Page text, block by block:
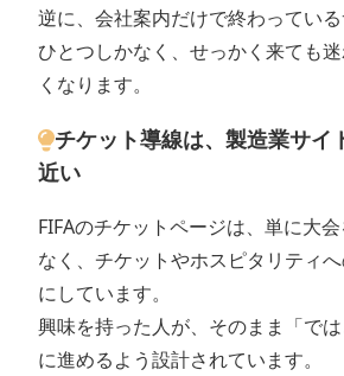
逆に、会社案内だけで終わってい
ひとつしかなく、せっかく来ても
くなります。
チケット導線は、製造業サイ
近い
FIFAのチケットページは、単に大
なく、チケットやホスピタリティ
にしています。
興味を持った人が、そのまま「では
に進めるよう設計されています。